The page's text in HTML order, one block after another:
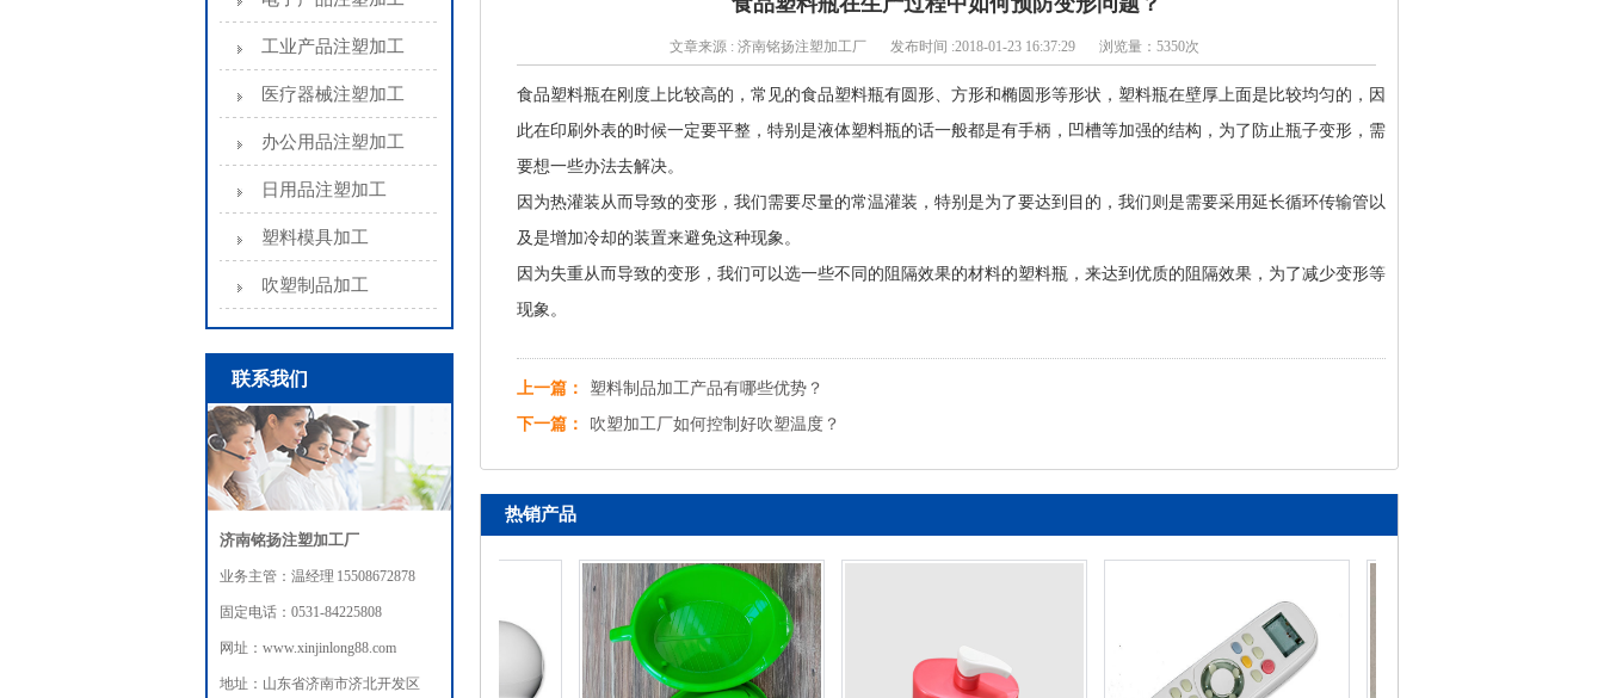
工业产品注塑加工
医疗器械注塑加工
办公用品注塑加工
日用品注塑加工
塑料模具加工
吹塑制品加工
联系我们
济南铭扬注塑加工厂
业务主管：温经理 15508672878
固定电话：0531-84225808
网址：www.xinjinlong88.com
地址：山东省济南市济北开发区
文章来源 : 济南铭扬注塑加工厂 发布时间 :2018-01-23 16:37:29 浏览量：5350次
食品塑料瓶在刚度上比较高的，常见的食品塑料瓶有圆形、方形和椭圆形等形状，塑料瓶在壁厚上面是比较均匀的，因
此在印刷外表的时候一定要平整，特别是液体塑料瓶的话一般都是有手柄，凹槽等加强的结构，为了防止瓶子变形，需
要想一些办法去解决。
因为热灌装从而导致的变形，我们需要尽量的常温灌装，特别是为了要达到目的，我们则是需要采用延长循环传输管以
及是增加冷却的装置来避免这种现象。
因为失重从而导致的变形，我们可以选一些不同的阻隔效果的材料的塑料瓶，来达到优质的阻隔效果，为了减少变形等
现象。
上一篇：
塑料制品加工产品有哪些优势？
下一篇：
吹塑加工厂如何控制好吹塑温度？
热销产品